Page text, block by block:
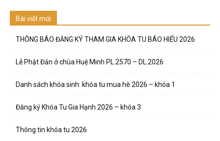
Bài viết mới
THÔNG BÁO ĐĂNG KÝ THAM GIA KHÓA TU BÁO HIẾU 2026
Lễ Phật Đản ở chùa Huệ Minh PL.2570 – DL.2026
Danh sách khóa sinh: khóa tu mua hè 2026 – khóa 1
Đăng ký Khóa Tu Gia Hạnh 2026 – khóa 3
Thông tin khóa tu 2026